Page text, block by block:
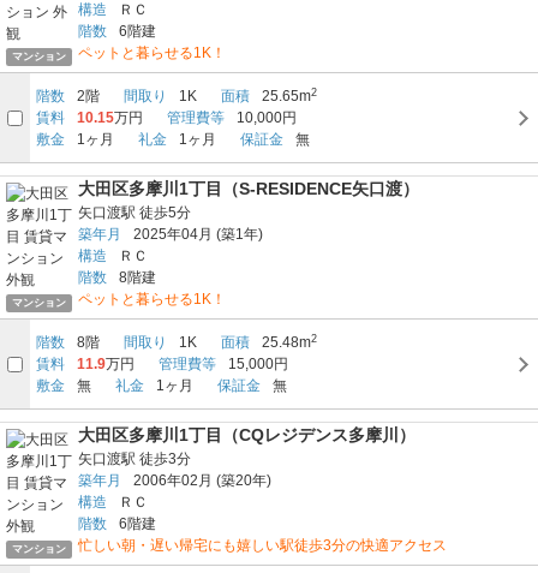
マンション
構造
ＲＣ
階数
6階建
ペットと暮らせる1K！
階数 2階 間取り 1K 面積 25.65m2
賃料 10.15万円 管理費等
10,000円
敷金
1ヶ月 礼金 1ヶ月 保証金 無
マンション
大田区多摩川1丁目（S-RESIDENCE矢口渡）
矢口渡駅 徒歩5分
築年月
2025年04月 (築1年)
構造
ＲＣ
階数
8階建
ペットと暮らせる1K！
階数 8階 間取り 1K 面積 25.48m2
賃料 11.9万円 管理費等
15,000円
敷金
無 礼金 1ヶ月 保証金 無
マンション
大田区多摩川1丁目（CQレジデンス多摩川）
矢口渡駅 徒歩3分
築年月
2006年02月 (築20年)
構造
ＲＣ
階数
6階建
忙しい朝・遅い帰宅にも嬉しい駅徒歩3分の快適アクセス